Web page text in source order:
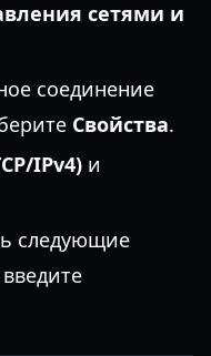
сетями и
соединение
Свойства.
IPv4) и
следующие